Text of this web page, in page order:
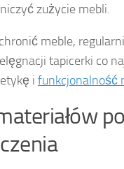
zużycie mebli.
meble,
tapicerki co
i funkcjonalność